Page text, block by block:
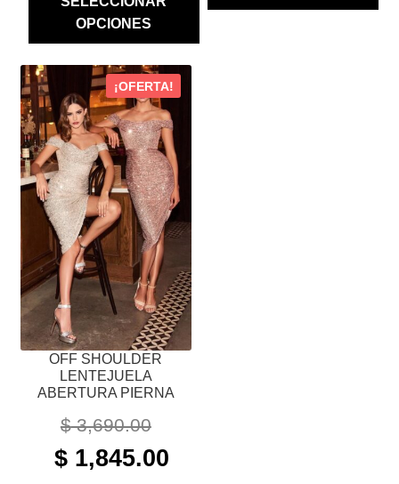
OPCIONES
OFF SHOULDER
LENTEJUELA
ABERTURA PIERNA
¡OFERTA!
$3,690.00
ORIGINAL
PRICE
$1,845.00CURRENT
ESTE
PRODUCTO
TIENE
MÚLTIPLES
VARIANTES.
LAS
OPCIONES
PUEDEN
ELEGIR
EN
LA
PÁGINA
PRODUCTO